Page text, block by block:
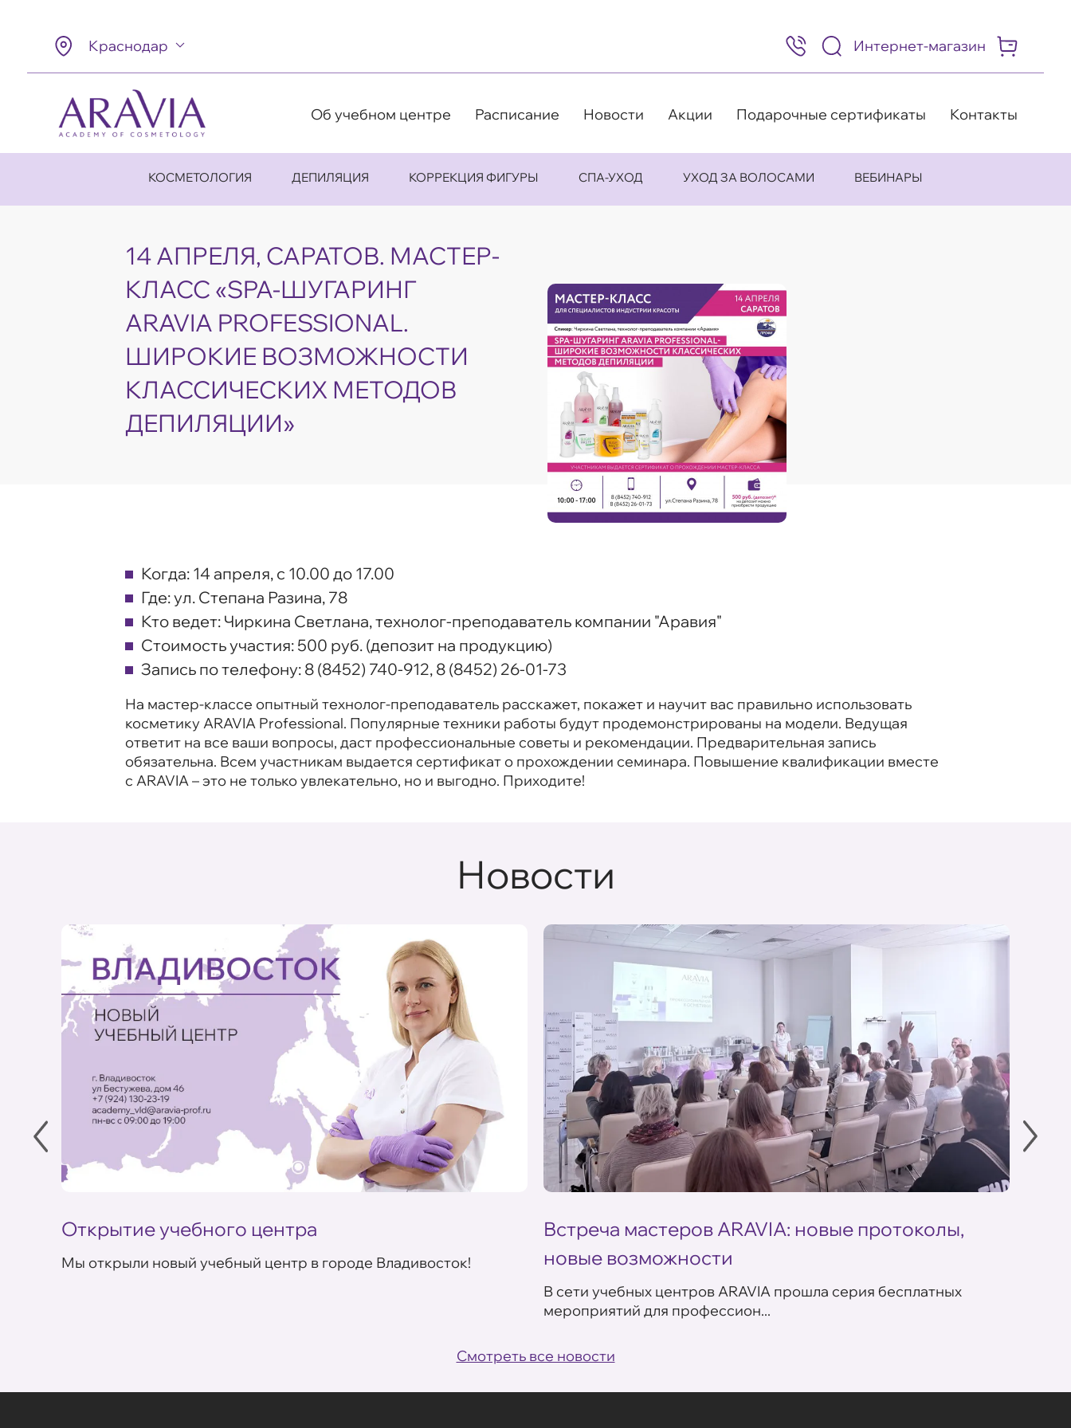
Краснодар
8
(495)
505-
98
Интернет-магазин
Об учебном центре Расписание Новости Акции Подарочные сертификаты Контакты
КОСМЕТОЛОГИЯ ДЕПИЛЯЦИЯ КОРРЕКЦИЯ ФИГУРЫ СПА-УХОД УХОД ЗА ВОЛОСАМИ ВЕБИНАРЫ
14 АПРЕЛЯ, САРАТОВ. МАСТЕР-
КЛАСС «SPA-ШУГАРИНГ
ARAVIA PROFESSIONAL.
ШИРОКИЕ ВОЗМОЖНОСТИ
КЛАССИЧЕСКИХ МЕТОДОВ
ДЕПИЛЯЦИИ»
Когда: 14 апреля, с 10.00 до 17.00
Где:ул. Степана Разина, 78
Кто ведет: Чиркина Светлана, технолог-преподаватель компании "Аравия"
Стоимость участия: 500 руб. (депозит на продукцию)
Запись по телефону: 8 (8452) 740-912, 8 (8452) 26-01-73
На мастер-классе опытный технолог-преподаватель расскажет, покажет и научит вас правильно использовать
косметику ARAVIA Professional. Популярные техники работы будут продемонстрированы на модели. Ведущая
ответит на все ваши вопросы, даст профессиональные советы и рекомендации. Предварительная запись
обязательна. Всем участникам выдается сертификат о прохождении семинара. Повышение квалификации вместе
с ARAVIA – это не только увлекательно, но и выгодно. Приходите!
Новости
Открытие учебного центра
Мы открыли новый учебный центр в городе Владивосток!
Встреча мастеров ARAVIA: новые протоколы,
новые возможности
В сети учебных центров ARAVIA прошла серия бесплатных
мероприятий для профессион...
Смотреть все новости